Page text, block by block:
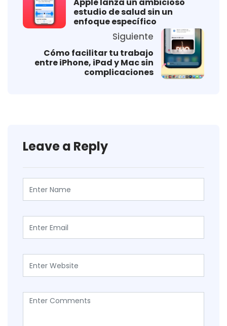
Apple lanza un ambicioso
estudio de salud sin un
enfoque específico
Siguiente
Cómo facilitar tu trabajo
entre iPhone, iPad y Mac sin
complicaciones
Leave a Reply